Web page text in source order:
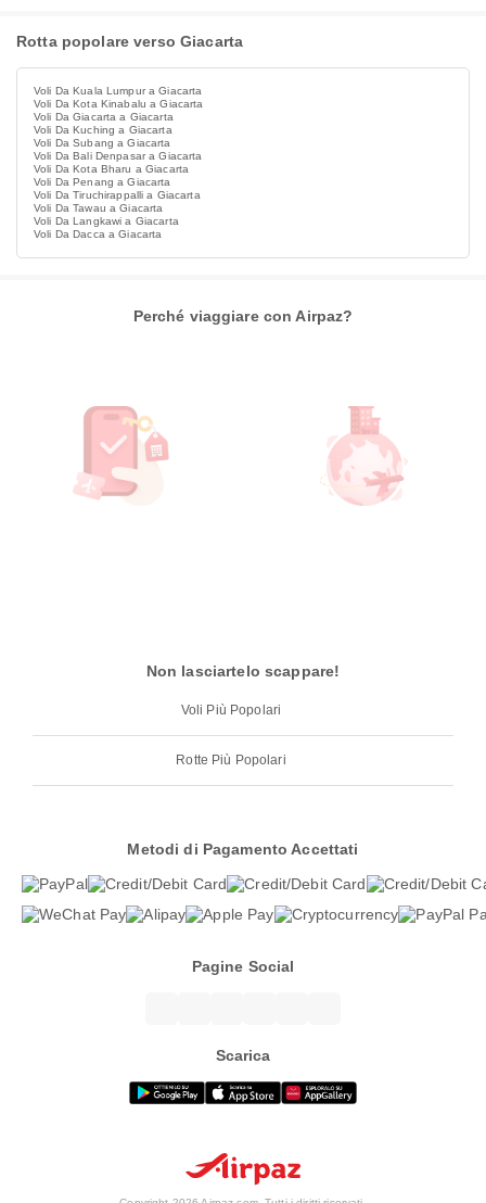
Rotta popolare verso Giacarta
Voli Da Kuala Lumpur a Giacarta
Voli Da Kota Kinabalu a Giacarta
Voli Da Giacarta a Giacarta
Voli Da Kuching a Giacarta
Voli Da Subang a Giacarta
Voli Da Bali Denpasar a Giacarta
Voli Da Kota Bharu a Giacarta
Voli Da Penang a Giacarta
Voli Da Tiruchirappalli a Giacarta
Voli Da Tawau a Giacarta
Voli Da Langkawi a Giacarta
Voli Da Dacca a Giacarta
Perché viaggiare con Airpaz?
Non lasciartelo scappare!
Voli Più Popolari
Rotte Più Popolari
Metodi di Pagamento Accettati
Pagine Social
Scarica